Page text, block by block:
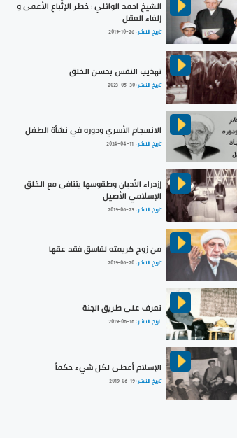
الشيخ احمد الوائلي : خطر الإتِّباع الأعمى و
إلغاء العقل
تاريخ النشر :2019-10-26
تهذيب النفس بحسن الخلق
تاريخ النشر :2023-05-30
الانسجام الأسري ودوره في نشأة الطفل
تاريخ النشر : 2024-04-11
إزدراء الأديان وطقوسها يتنافى مع الخلق
الإسلامي الأصيل
تاريخ النشر :2019-06-23
من زوج كريمته لفاسق فقد عقها
تاريخ النشر :2019-06-20
تعرف على طريق الجنة
تاريخ النشر :2019-06-16
الإسلام أعطى لكل شيء حكماً
تاريخ النشر :2019-06-19